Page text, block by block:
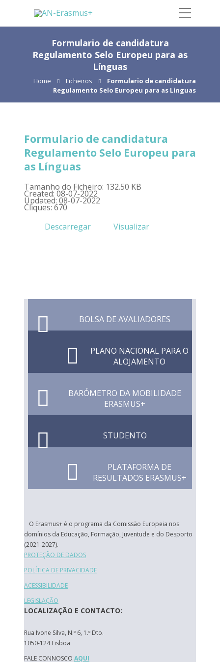
Formulario de candidatura
Regulamento Selo Europeu para as
Línguas
Home Ficheiros
Formulario de candidatura
Regulamento Selo Europeu para as Línguas
Formulario de candidatura
Regulamento Selo Europeu para
as Línguas
Tamanho do Ficheiro: 132.50 KB
Created: 08-07-2022
Updated: 08-07-2022
Cliques: 670
Descarregar
Visualizar
BOLSA DE AVALIADORES
PLANO NACIONAL PARA O
ALOJAMENTO
BARÓMETRO DA MOBILIDADE
ERASMUS+
STUDENTO
PLATAFORMA DE
RESULTADOS ERASMUS+
O Erasmus+ é o programa da Comissão Europeia nos
domínios da Educação, Formação, Juventude e do Desporto
(2021-2027).
PROTEÇÃO DE DADOS
POLÍTICA DE PRIVACIDADE
ACESSIBILIDADE
LEGISLAÇÃO
LOCALIZAÇÃO E CONTACTO:
Rua Ivone Silva, N.º 6, 1.º Dto.
1050-124 Lisboa
FALE CONNOSCO AQUI